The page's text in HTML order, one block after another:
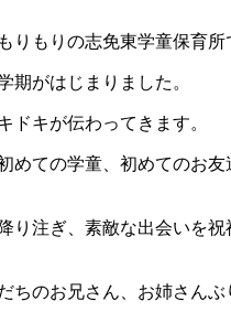
りもりの志免東学童保育所
期がはじまりました。
ドキが伝わってきます。
めての学童、初めてのお友
り注ぎ、素敵な出会いを祝
ちのお兄さん、お姉さんぶ